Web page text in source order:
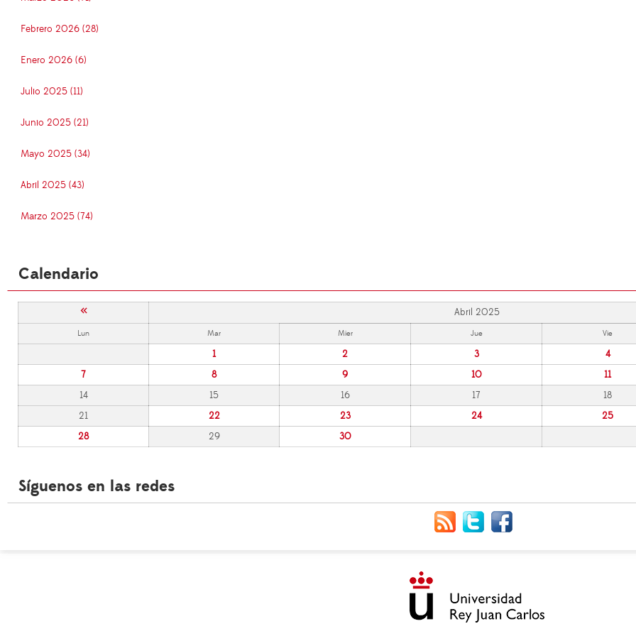
Febrero 2026 (28)
Enero 2026 (6)
Julio 2025 (11)
Junio 2025 (21)
Mayo 2025 (34)
Abril 2025 (43)
Marzo 2025 (74)
Calendario
« Abril 2025
Lun Mar Mier Jue Vie
1 2 3
4
7
8 9 10
11
14
15 16 17
18
21
22 23 24
25
28
29 30
Síguenos en las redes